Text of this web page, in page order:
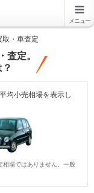
メニュー
取・車査定
査定。
均小売相場を表示し
場ではありません。一般